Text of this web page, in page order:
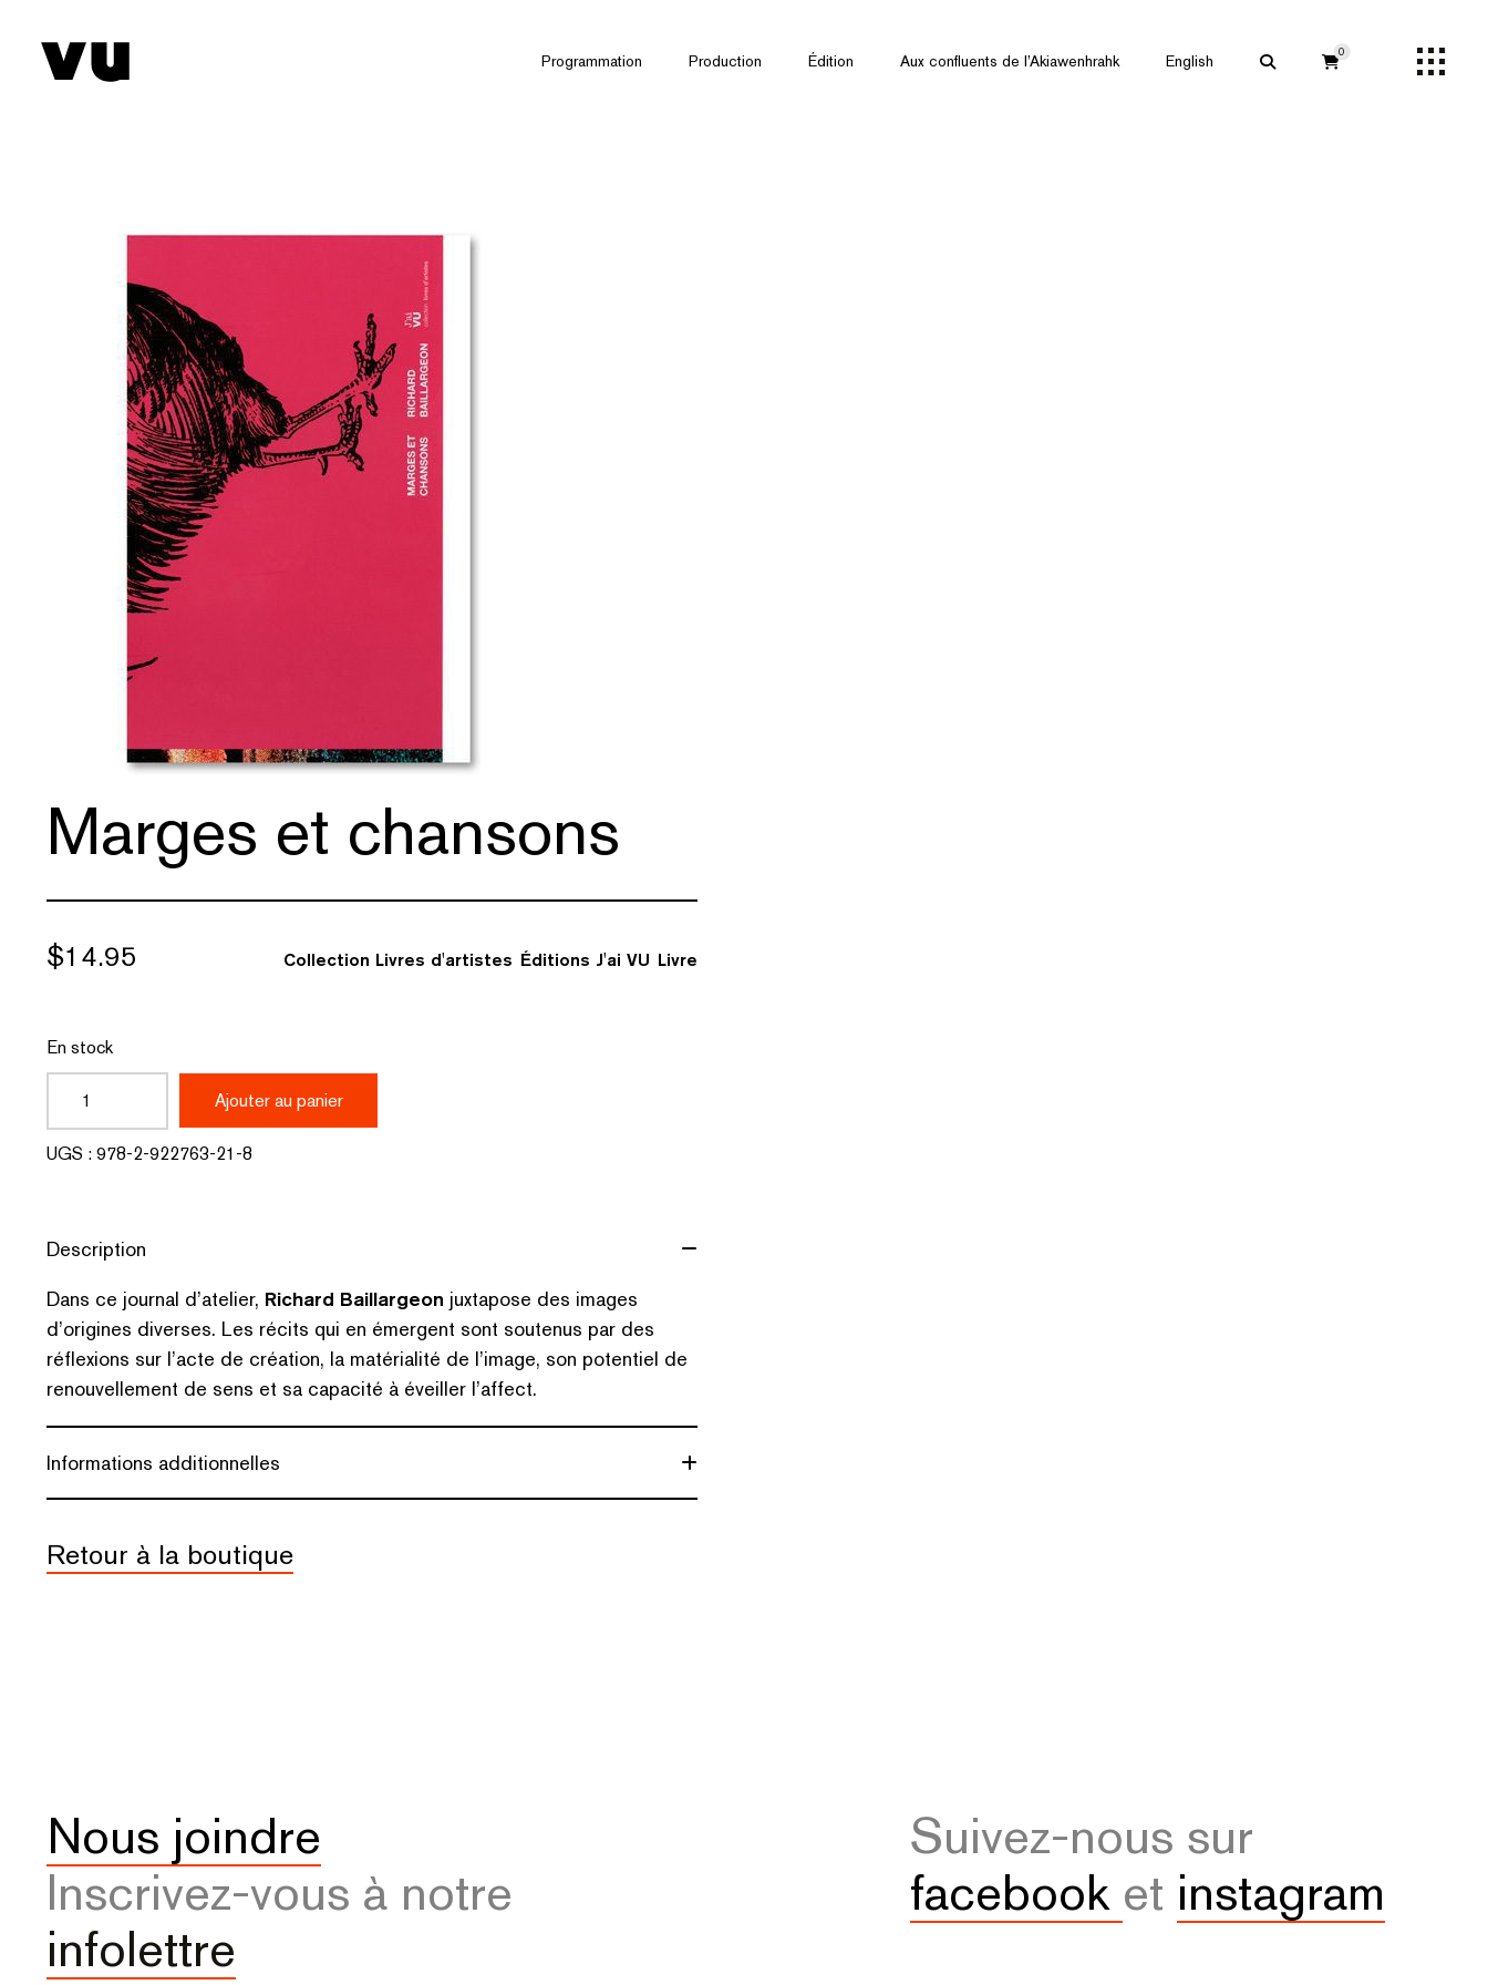
Programmation Production Édition Aux confluents de l’Akiawenhrahk English
0
Marges et chansons
$14.95 Collection Livres d'artistes Éditions J'ai VU Livre
En stock
quantité
de
chansons
Ajouter au panier
UGS : 978-2-922763-21-8
Description
Dans ce journal d’atelier, Richard Baillargeon juxtapose des images
d’origines diverses. Les récits qui en émergent sont soutenus par des
réflexions sur l’acte de création, la matérialité de l’image, son potentiel de
renouvellement de sens et sa capacité à éveiller l’affect.
Informations additionnelles
Retour à la boutique
Nous joindre
Inscrivez-vous à notre
infolettre
Suivez-nous sur
facebook et instagram